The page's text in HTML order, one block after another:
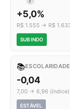
+5,0%
R$ 1.555 → R$
SUBINDO
📚ESCOLARIDADE
-0,04
7,00 → 6,96 (índice)
ESTÁVEL